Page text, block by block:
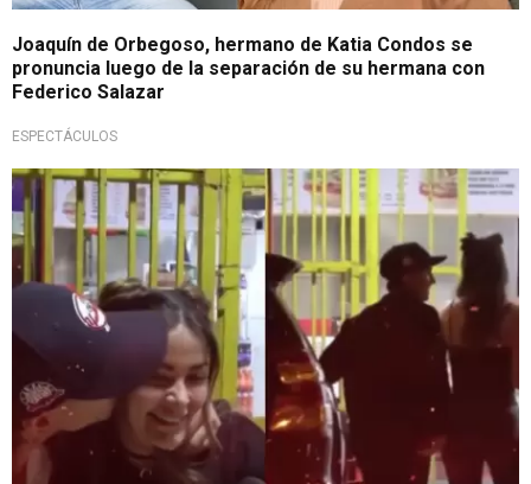
Joaquín de Orbegoso, hermano de Katia Condos se
pronuncia luego de la separación de su hermana con
Federico Salazar
ESPECTÁCULOS
¡Ya no se ocultan!